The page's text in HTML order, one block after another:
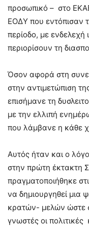
προσωπικό – στο
ΕΟΔΥ που εντόπισαν
περίοδο, με
περιορίσουν τη
Όσον αφορά στη
στην αντιμετώπιση
επισήμανε τη
με την ελλιπή
που λάμβανε η κάθε
Αυτός ήταν και ο
στην πρώτη έκτακτη
πραγματοποιήθηκε
να δημιουργηθεί
κρατών- μελών ώστε
γνωστές οι